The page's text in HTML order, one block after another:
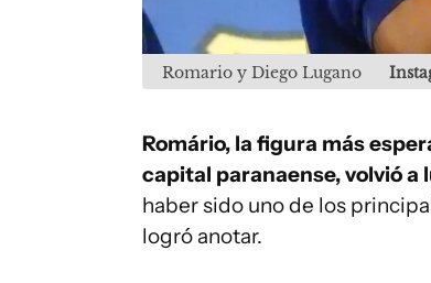
Romario y Diego Lugano
Romário, la figura más
capital paranaense, volvió a
haber sido uno de los
logró anotar.